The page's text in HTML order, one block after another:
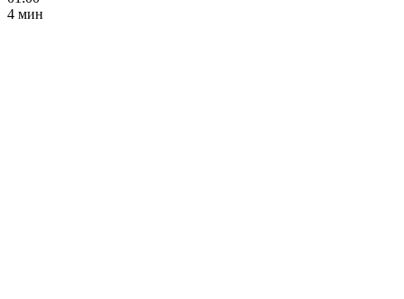
4 мин